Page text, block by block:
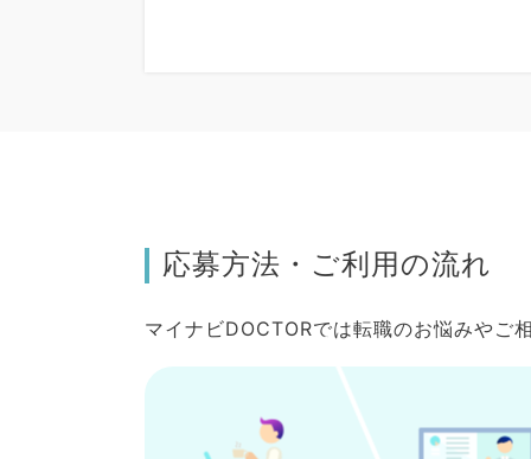
応募方法・ご利用の流れ
マイナビDOCTORでは転職のお悩みやご